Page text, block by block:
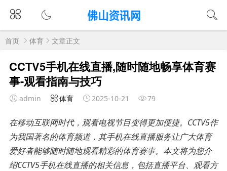
首页 体育 文章正文
CCTV5手机在线直播,随时随地畅享体育赛
事-观看指南与技巧
admin 体育 2025-10-21 79
在移动互联网时代，观看电视节目变得更加便捷。CCTV5作
为我国著名的体育频道，其手机在线直播服务让广大体育
爱好者能够随时随地观看精彩的体育赛事。本文将为您介
绍CCTV5手机在线直播的相关信息，包括直播平台、观看方